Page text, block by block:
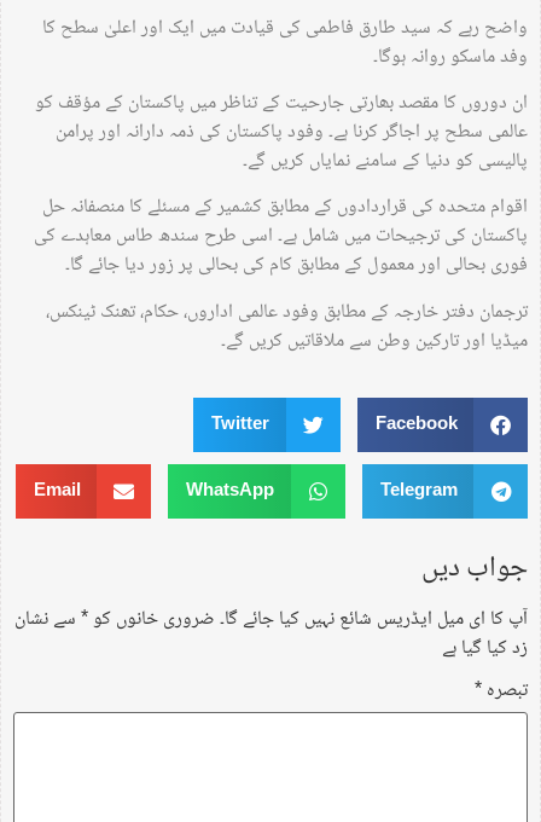
واضح رہے کہ سید طارق فاطمی کی قیادت میں ایک اور اعلیٰ سطح کا
وفد ماسکو روانہ ہوگا۔
ان دوروں کا مقصد بھارتی جارحیت کے تناظر میں پاکستان کے مؤقف کو
عالمی سطح پر اجاگر کرنا ہے۔ وفود پاکستان کی ذمہ دارانہ اور پرامن
پالیسی کو دنیا کے سامنے نمایاں کریں گے۔
اقوام متحدہ کی قراردادوں کے مطابق کشمیر کے مسئلے کا منصفانہ حل
پاکستان کی ترجیحات میں شامل ہے۔ اسی طرح سندھ طاس معاہدے کی
فوری بحالی اور معمول کے مطابق کام کی بحالی پر زور دیا جائے گا۔
ترجمان دفتر خارجہ کے مطابق وفود عالمی اداروں، حکام، تھنک ٹینکس،
میڈیا اور تارکین وطن سے ملاقاتیں کریں گے۔
Facebook
Twitter
Telegram
WhatsApp
Email
جواب دیں
آپ کا ای میل ایڈریس شائع نہیں کیا جائے گا۔ضروری خانوں کو*سے نشان
زد کیا گیا ہے
تبصرہ*